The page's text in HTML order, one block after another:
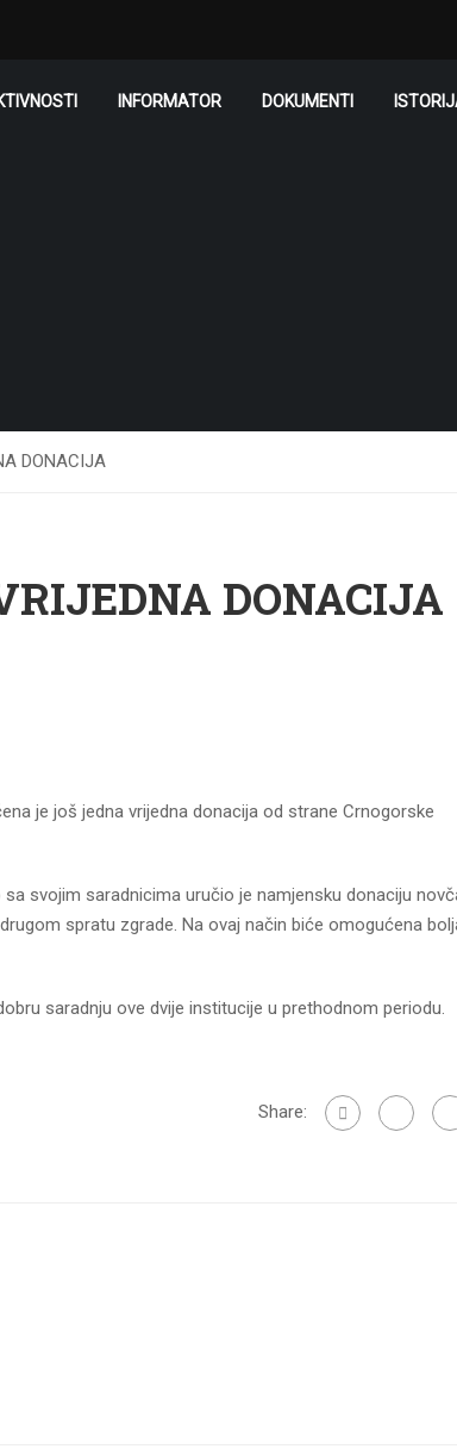
INFORMATOR DOKUMENTI
DONACIJA
DONACIJA
je još jedna vrijedna donacija od strane Crnogorske
svojim saradnicima uručio je namjensku donaciju
spratu zgrade. Na ovaj način biće omogućena
saradnju ove dvije institucije u prethodnom periodu.
Share: